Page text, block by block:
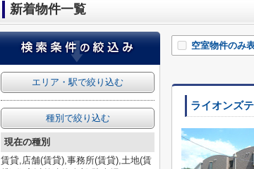
新着物件一覧
空室物件のみ
ライオンズ
エリア・駅で絞り込む
種別で絞り込む
現在の種別
賃貸,店舗(賃貸),事務所(賃貸),土地(賃